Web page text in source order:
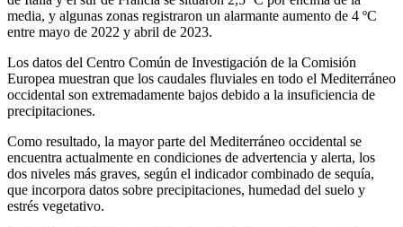
media, y algunas zonas registraron un alarmante aumento de 4 ºC
entre mayo de 2022 y abril de 2023.
Los datos del Centro Común de Investigación de la Comisión
Europea muestran que los caudales fluviales en todo el Mediterráneo
occidental son extremadamente bajos debido a la insuficiencia de
precipitaciones.
Como resultado, la mayor parte del Mediterráneo occidental se
encuentra actualmente en condiciones de advertencia y alerta, los
dos niveles más graves, según el indicador combinado de sequía,
que incorpora datos sobre precipitaciones, humedad del suelo y
estrés vegetativo.